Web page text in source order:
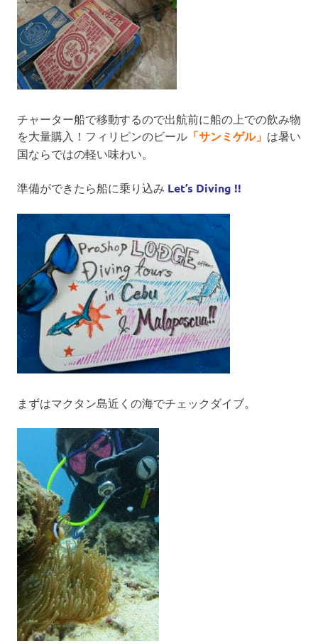
チャーター船で移動するので出航前に船の上での飲み物
を大量購入！フィリピンのビール 「サンミゲル」 は暑い
国ならではの軽い味わい。
準備ができたら船に乗り込み Let’s Diving !!
まずはマクタン島近くの海でチェックダイブ。